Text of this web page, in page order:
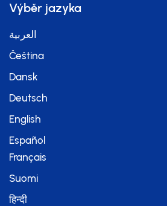
Výběr jazyka
العربية
Čeština
Dansk
Deutsch
English
Español
Français
Suomi
हिन्दी